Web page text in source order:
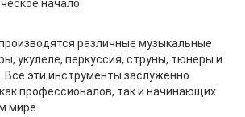
начало.
различные музыкальные
укулеле, перкуссия, струны, тюнеры и
Все эти инструменты заслуженно
профессионалов, так и начинающих
мире.